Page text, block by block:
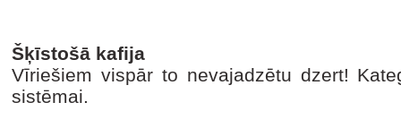
Šķīstošā kafija
Vīriešiem vispār to nevajadzētu dzert!
sistēmai.